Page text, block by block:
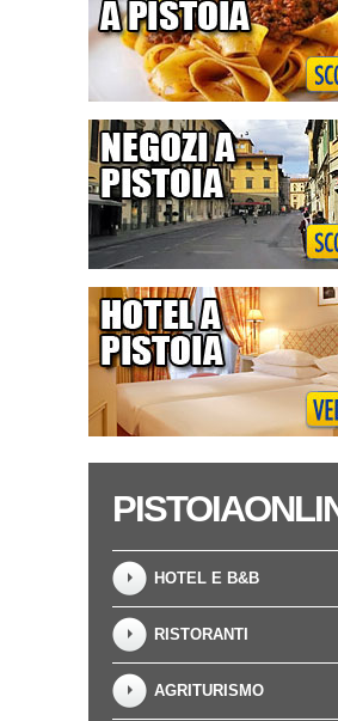
HOTEL E B&B
RISTORANTI
AGRITURISMO